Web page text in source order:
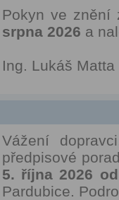
Pokyn ve
srpna 2026 a
Ing. Lukáš Matta
Vážení
předpisové
5. října 2026
Pardubice.